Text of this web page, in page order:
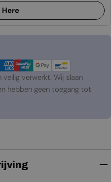
Here
verwerkt. Wij slaan
hebben geen toegang tot